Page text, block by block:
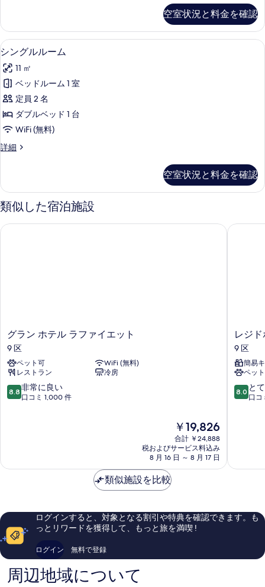
す
べ
て
の
写
真
を
表
示
ア
ル
ー
の
詳
細
空室状況と料金を確認
シ
ン
グ
ル
ル
ー
の
べ
て
の
写
低刺激性寝具、セーフティボックス (
4
シングルルーム
11 ㎡
ベッドルーム 1 室
定員 2 名
ダブルベッド 1 台
WiFi (無料)
詳細
シ
ル
ー
ム
詳
空室状況と料金を確認
類似した宿泊施設
グ
ラ
ン
ホ
テ
ル
ラ
9
グラン ホテル ラファイエット
9 区
ペット可
WiFi (無料)
レストラン
冷房
10
段
良
ミ
1,000
件
件
の
口
コ
8.8 非常に良い
口コミ 1,000 件
現
在
の
料
金
￥19,826
合計 ￥24,888
税およびサービス料込み
8 月 16 日 ～ 8 月 17 日
グラン ホテル ラファイエット
レ
ジ
ド
ホ
ー
ム
パ
レジ
9 区
簡易
ペッ
10
段
良
ミ
2,103
8.0 と
口コ
レジド
類似施設を比較
ログインすると、対象となる割引や特典を確認できます。も
っとリワードを獲得して、もっと旅を満喫 !
ログイン 無料で登録
周辺地域について